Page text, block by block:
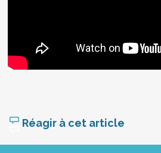
Réagir à cet article